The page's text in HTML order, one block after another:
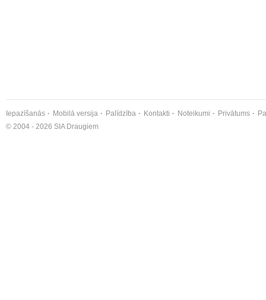
Iepazīšanās Mobilā versija Palīdzība Kontakti Noteikumi Privātums
© 2004 - 2026 SIA Draugiem